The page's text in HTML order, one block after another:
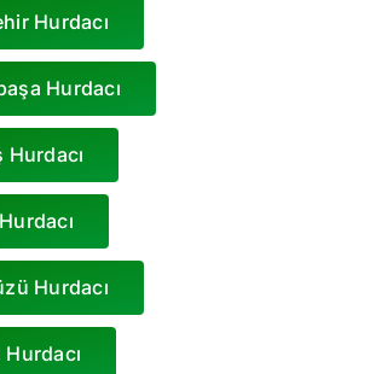
Hurdacı
Hurdacı
Hurdacı
Hurdacı